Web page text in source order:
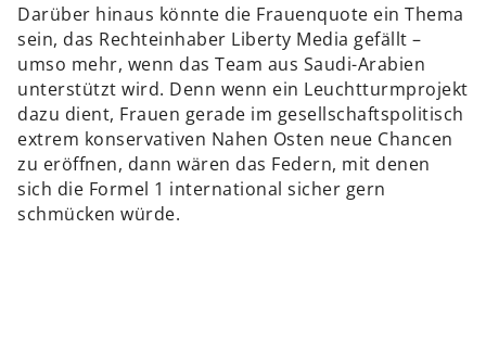
Darüber hinaus könnte die Frauenquote ein Thema
sein, das Rechteinhaber Liberty Media gefällt –
umso mehr, wenn das Team aus Saudi-Arabien
unterstützt wird. Denn wenn ein Leuchtturmprojekt
dazu dient, Frauen gerade im gesellschaftspolitisch
extrem konservativen Nahen Osten neue Chancen
zu eröffnen, dann wären das Federn, mit denen
sich die Formel 1 international sicher gern
schmücken würde.